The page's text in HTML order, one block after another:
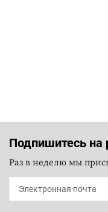
Подпишитесь на
Раз в неделю мы